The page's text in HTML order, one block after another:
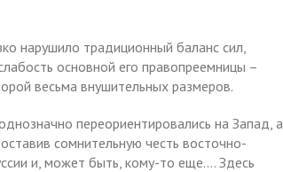
нарушило традиционный баланс сил,
основной его правопреемницы –
весьма внушительных размеров.
переориентировались на Запад, а
сомнительную честь восточно-
и, может быть, кому-то еще.… Здесь